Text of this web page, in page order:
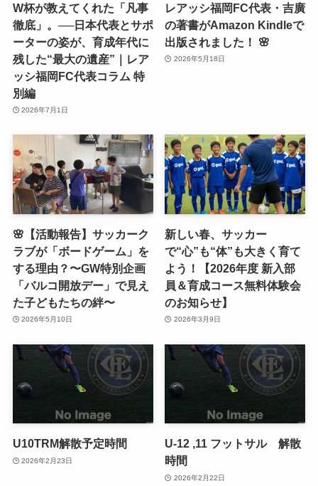
W杯が教えてくれた「凡事
徹底」。──日本代表とサポ
ーターの姿が、育成年代に
残した“最大の遺産”｜レア
ッシ福岡FC代表コラム 特
別編
2026年7月1日
レアッシ福岡FC代表・吉廣
の著書がAmazon Kindleで
出版されました！ 🌸
2026年5月18日
🌸【活動報告】サッカーク
ラブが「ボードゲーム」を
する理由？〜GW特別企画
「バルコ開放デー」で見え
た子どもたちの絆〜
2026年5月10日
新しい春、サッカー
で“心”も“体”も大きく育て
よう！【2026年度 新入部
員＆育成コース無料体験会
のお知らせ】
2026年3月9日
U10TRM解散予定時間
2026年2月23日
U-12 ,11 フットサル 解散
時間
2026年2月22日